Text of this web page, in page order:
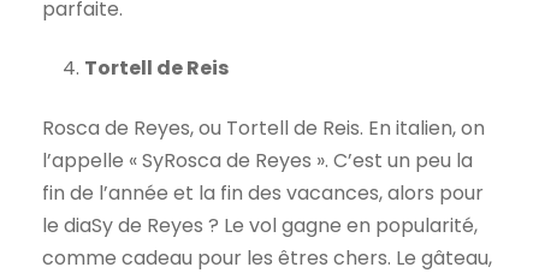
parfaite.
Tortell de Reis
Rosca de Reyes, ou Tortell de Reis. En italien, on
l’appelle « SyRosca de Reyes ». C’est un peu la
fin de l’année et la fin des vacances, alors pour
le diaSy de Reyes ? Le vol gagne en popularité,
comme cadeau pour les êtres chers. Le gâteau,